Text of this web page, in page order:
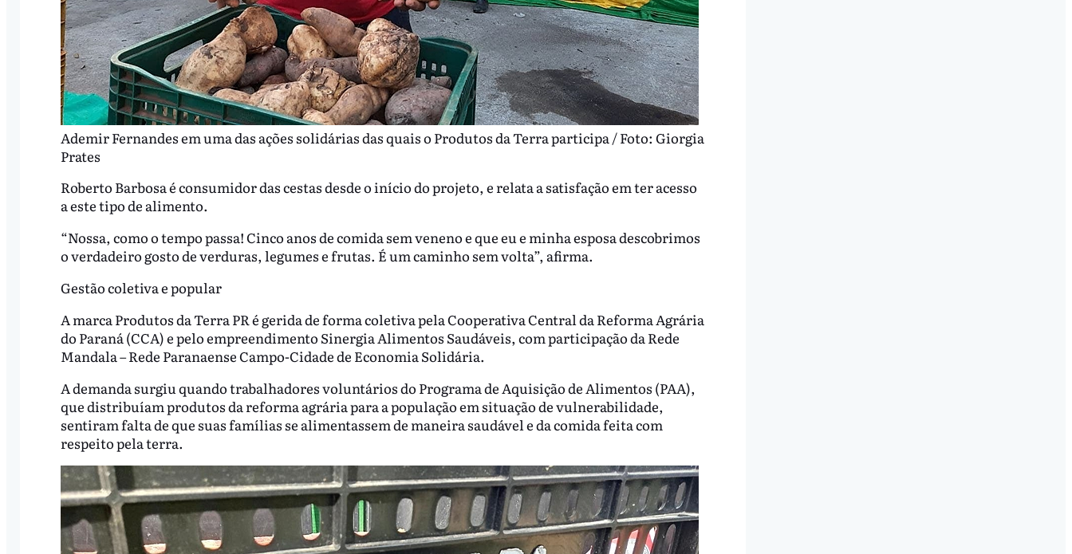
Ademir Fernandes em uma das ações solidárias das quais o Produtos da Terra participa / Foto: Giorgia
Prates
Roberto Barbosa é consumidor das cestas desde o início do projeto, e relata a satisfação em ter acesso
a este tipo de alimento.
“Nossa, como o tempo passa! Cinco anos de comida sem veneno e que eu e minha esposa descobrimos
o verdadeiro gosto de verduras, legumes e frutas. É um caminho sem volta”, afirma.
Gestão coletiva e popular
A marca Produtos da Terra PR é gerida de forma coletiva pela Cooperativa Central da Reforma Agrária
do Paraná (CCA) e pelo empreendimento Sinergia Alimentos Saudáveis, com participação da Rede
Mandala – Rede Paranaense Campo-Cidade de Economia Solidária.
A demanda surgiu quando trabalhadores voluntários do Programa de Aquisição de Alimentos (PAA),
que distribuíam produtos da reforma agrária para a população em situação de vulnerabilidade,
sentiram falta de que suas famílias se alimentassem de maneira saudável e da comida feita com
respeito pela terra.